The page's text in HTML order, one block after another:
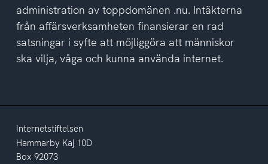
administration av toppdomänen .nu. Intäkterna
från affärsverksamheten finansierar en rad
satsningar i syfte att möjliggöra att människor
ska vilja, våga och kunna använda internet.
Internetstiftelsen
Hammarby Kaj 10D
Box 92073